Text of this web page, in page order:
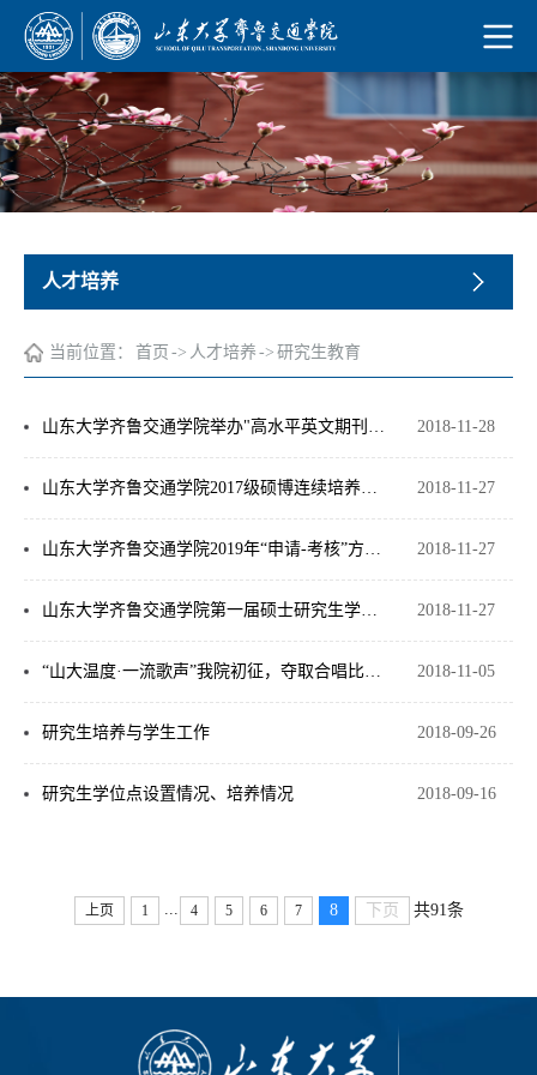
人才培养
当前位置： 首页 -> 人才培养 -> 研究生教育
2018-11-28
2018-11-27
2018-11-27
2018-11-27
2018-11-05
2018-09-26
研究生培养与学生工作
2018-09-16
研究生学位点设置情况、培养情况
上页 1 4 5 6 7 8 下页 共91条